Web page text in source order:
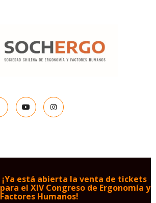
¡Ya está abierta la venta de tickets
para el XIV Congreso de Ergonomía y
Factores Humanos!